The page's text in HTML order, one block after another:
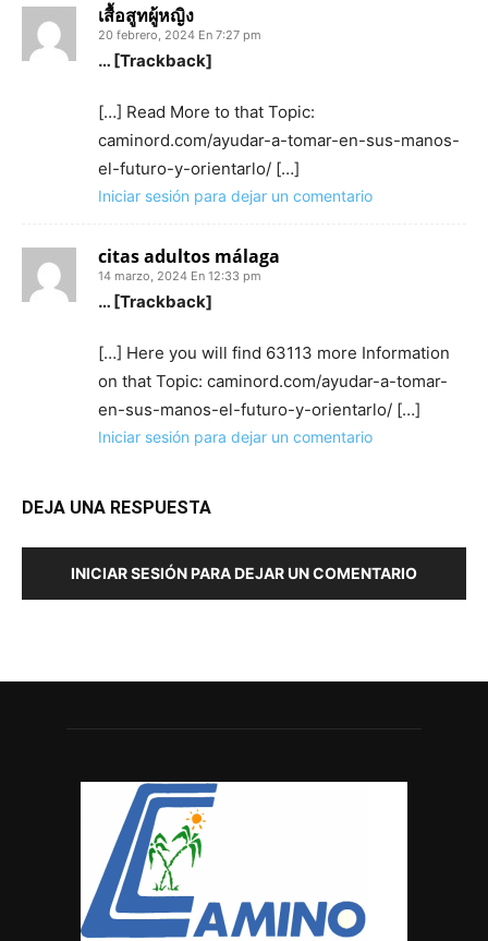
เสื้อสูทผู้หญิง
20 febrero, 2024 En 7:27 pm
… [Trackback]
[…] Read More to that Topic:
caminord.com/ayudar-a-tomar-en-sus-manos-
el-futuro-y-orientarlo/ […]
Iniciar sesión para dejar un comentario
citas adultos málaga
14 marzo, 2024 En 12:33 pm
… [Trackback]
[…] Here you will find 63113 more Information
on that Topic: caminord.com/ayudar-a-tomar-
en-sus-manos-el-futuro-y-orientarlo/ […]
Iniciar sesión para dejar un comentario
DEJA UNA RESPUESTA
INICIAR SESIÓN PARA DEJAR UN COMENTARIO